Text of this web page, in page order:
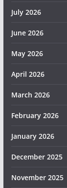
July 2026
June 2026
May 2026
April 2026
March 2026
February 2026
January 2026
December 2025
November 2025